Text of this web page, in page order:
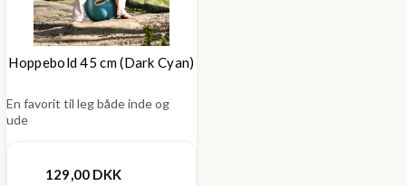
Hoppebold 45 cm (Dark Cyan)
En favorit til leg både inde og
ude
129,00 DKK